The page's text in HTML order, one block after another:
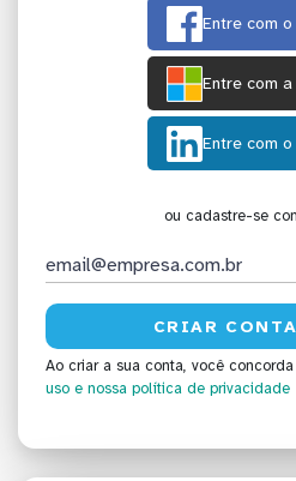
Entre com
Entre com
Entre com
ou cadastre-se
Ao criar a sua conta, você
uso e nossa política de privacidade